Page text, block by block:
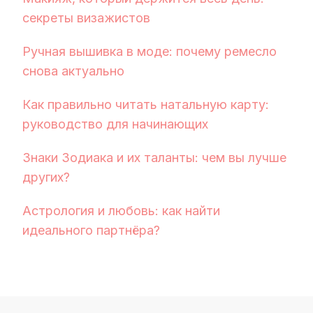
секреты визажистов
Ручная вышивка в моде: почему ремесло
снова актуально
Как правильно читать натальную карту:
руководство для начинающих
Знаки Зодиака и их таланты: чем вы лучше
других?
Астрология и любовь: как найти
идеального партнёра?